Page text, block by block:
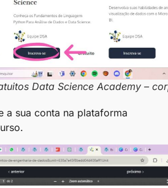
Data Science Academy –
a sua conta na plataforma